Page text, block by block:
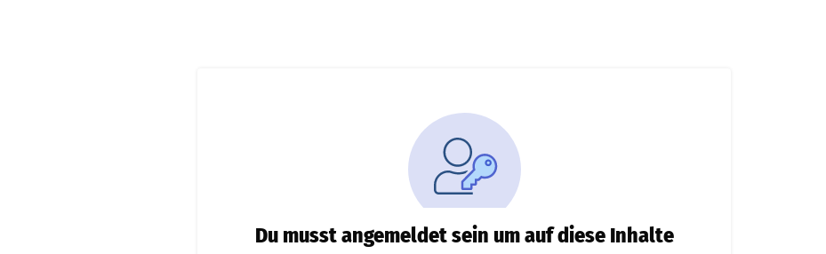
Du musst angemeldet sein um auf diese Inhalte